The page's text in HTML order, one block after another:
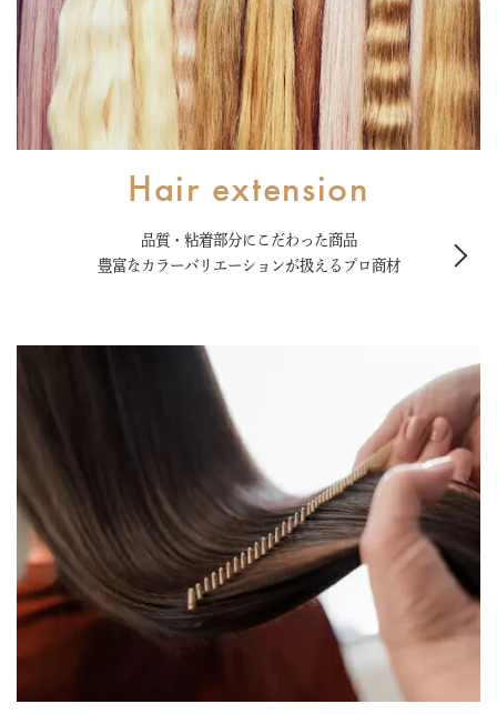
Hair extension
品質・粘着部分にこだわった商品
豊富なカラーバリエーションが扱えるプロ商材